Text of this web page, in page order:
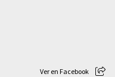
Ver en Facebook